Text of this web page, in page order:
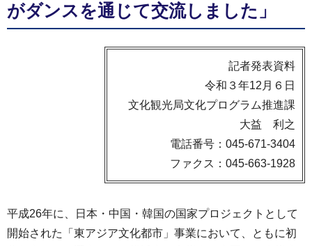
がダンスを通じて交流しました」
記者発表資料
令和３年12月６日
文化観光局文化プログラム推進課
大益 利之
電話番号：045-671-3404
ファクス：045-663-1928
平成26年に、日本・中国・韓国の国家プロジェクトとして
開始された「東アジア文化都市」事業において、ともに初